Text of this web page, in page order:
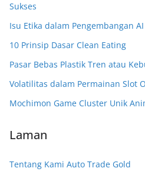
Sukses
Isu Etika dalam Pengembangan AI
10 Prinsip Dasar Clean Eating
Pasar Bebas Plastik Tren atau
Volatilitas dalam Permainan Slot
Mochimon Game Cluster Unik
Laman
Tentang Kami Auto Trade Gold